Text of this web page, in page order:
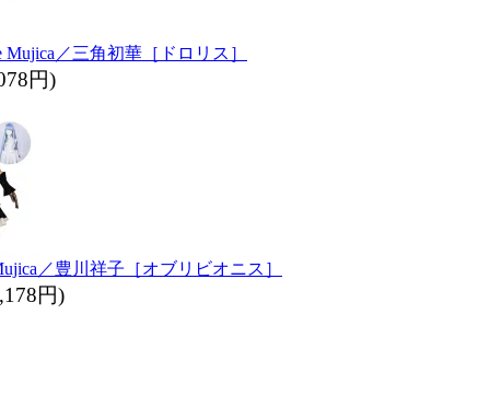
Mujica／三角初華［ドロリス］
円)
／豊川祥子［オブリビオニス］
円)